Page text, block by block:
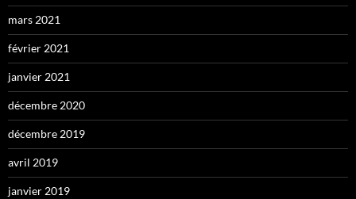
mars 2021
février 2021
janvier 2021
décembre 2020
décembre 2019
avril 2019
janvier 2019